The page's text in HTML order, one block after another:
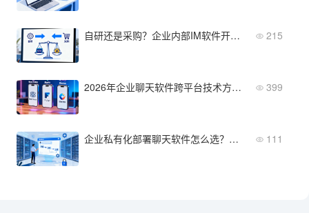
自研还是采购？企业内部IM软件开发成本与周期对比 215
2026年企业聊天软件跨平台技术方案：React Native vs Flutter vs Electron 399
企业私有化部署聊天软件怎么选？从评估到上线全流程指南 111